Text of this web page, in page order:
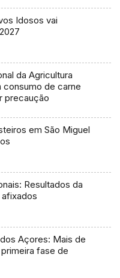
Idosos vai
da Agricultura
consumo de carne
precaução
em São Miguel
Resultados da
Açores: Mais de
fase de